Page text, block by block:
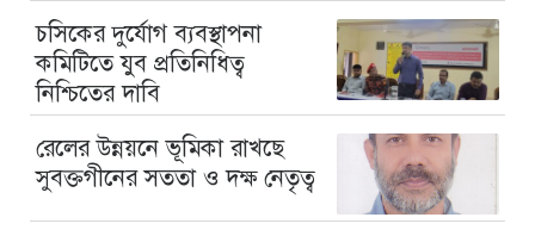
চসিকের দুর্যোগ ব্যবস্থাপনা
কমিটিতে যুব প্রতিনিধিত্ব
নিশ্চিতের দাবি
রেলের উন্নয়নে ভূমিকা রাখছে
সুবক্তগীনের সততা ও দক্ষ নেতৃত্ব